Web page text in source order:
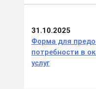
31.10.2025
Форма для
потребности в
услуг